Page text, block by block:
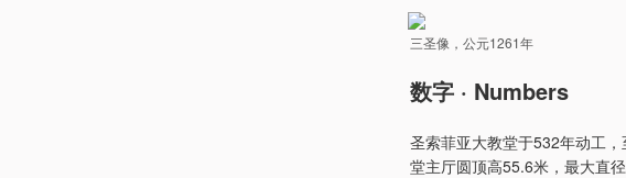
三圣像，公元1261年
数字 · Numbers
圣索菲亚大教堂于532年动工
堂主厅圆顶高55.6米，最大直径